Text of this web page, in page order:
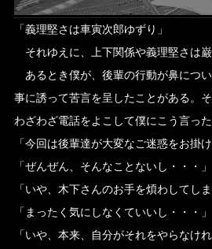
「義理堅さは車寅次郎ゆずり」
それゆえに、上下関係や義理堅さは巌
あるとき僕が、後輩の行動が鼻につ
事に誘って苦言を呈したことがある。
わざわざ電話をよこして僕にこう言った
「今回は後輩達が大変なご迷惑をお掛
「ぜんぜん、そんなことないし・・・」
「いや、木下さんのお手を煩わしてし
「まったく気にしなくていいし・・・」
「いや、本来、自分がそれをやらなけ